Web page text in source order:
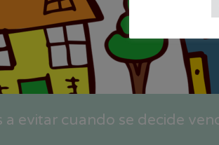
a evitar cuando se decide